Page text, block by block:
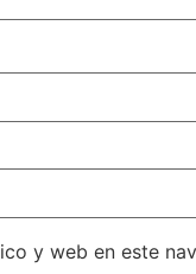
y web en este